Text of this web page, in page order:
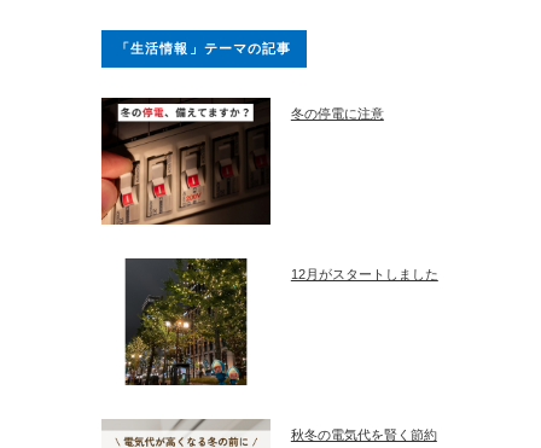
「生活情報」テーマの記事
冬の停電に注意
12月がスタートしました
秋冬の電気代を賢く節約